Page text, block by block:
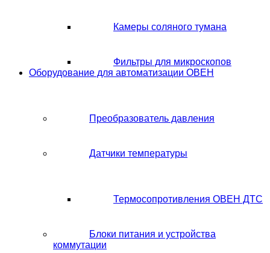
Камеры соляного тумана
Фильтры для микроскопов
Оборудование для автоматизации ОВЕН
Преобразователь давления
Датчики температуры
Термосопротивления ОВЕН ДТС
Блоки питания и устройства
коммутации